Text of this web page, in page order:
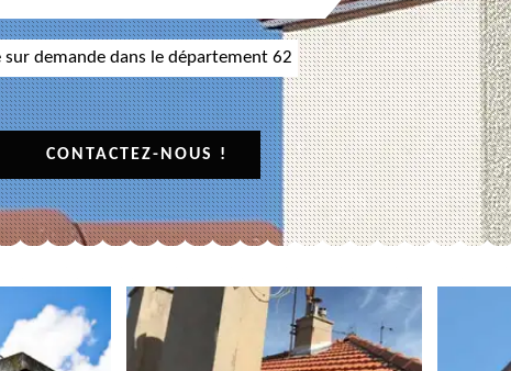
sur demande dans le département 62
CONTACTEZ-NOUS !